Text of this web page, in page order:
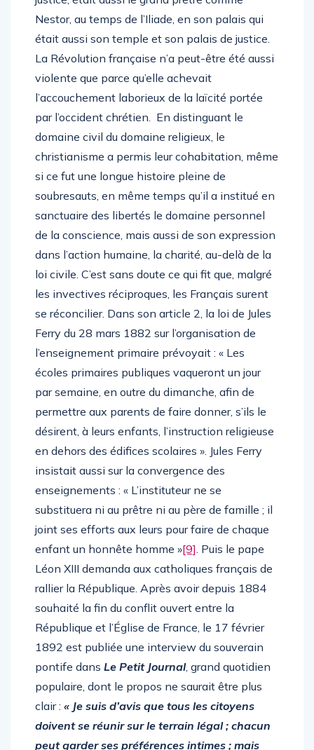
Nestor, au temps de l’Iliade, en son palais qui
était aussi son temple et son palais de justice.
La Révolution française n’a peut-être été aussi
violente que parce qu’elle achevait
l’accouchement laborieux de la laïcité portée
par l’occident chrétien. En distinguant le
domaine civil du domaine religieux, le
christianisme a permis leur cohabitation, même
si ce fut une longue histoire pleine de
soubresauts, en même temps qu’il a institué en
sanctuaire des libertés le domaine personnel
de la conscience, mais aussi de son expression
dans l’action humaine, la charité, au-delà de la
loi civile. C’est sans doute ce qui fit que, malgré
les invectives réciproques, les Français surent
se réconcilier. Dans son article 2, la loi de Jules
Ferry du 28 mars 1882 sur l’organisation de
l’enseignement primaire prévoyait : « Les
écoles primaires publiques vaqueront un jour
par semaine, en outre du dimanche, afin de
permettre aux parents de faire donner, s’ils le
désirent, à leurs enfants, l’instruction religieuse
en dehors des édifices scolaires ». Jules Ferry
insistait aussi sur la convergence des
enseignements : « L’instituteur ne se
substituera ni au prêtre ni au père de famille ; il
joint ses efforts aux leurs pour faire de chaque
enfant un honnête homme »[9]. Puis le pape
Léon XIII demanda aux catholiques français de
rallier la République. Après avoir depuis 1884
souhaité la fin du conflit ouvert entre la
République et l’Église de France, le 17 février
1892 est publiée une interview du souverain
pontife dans Le Petit Journal, grand quotidien
populaire, dont le propos ne saurait être plus
clair : « Je suis d’avis que tous les citoyens
doivent se réunir sur le terrain légal ; chacun
peut garder ses préférences intimes ; mais